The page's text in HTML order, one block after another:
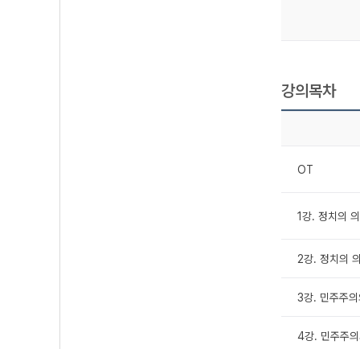
강의목차
OT
1강. 정치의
2강. 정치의
3강. 민주주
4강. 민주주